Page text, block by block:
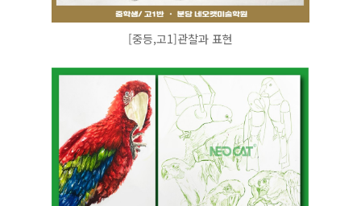
[중등,고1]관찰과 표현